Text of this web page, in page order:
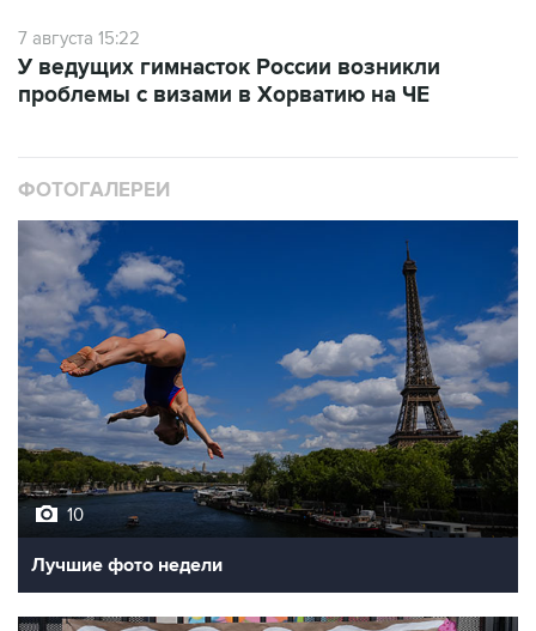
проблемы с визами в Хорватию на ЧЕ
10
Лучшие фото недели